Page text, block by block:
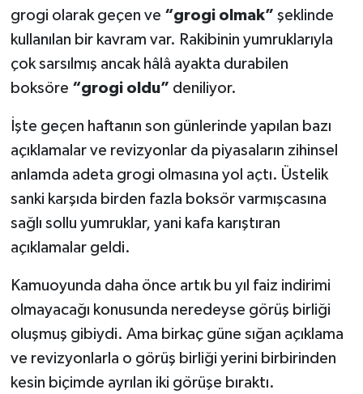
grogi olarak geçen ve “grogi olmak” şeklinde
kullanılan bir kavram var. Rakibinin yumruklarıyla
çok sarsılmış ancak hâlâ ayakta durabilen
boksöre “grogi oldu” deniliyor.
İşte geçen haftanın son günlerinde yapılan bazı
açıklamalar ve revizyonlar da piyasaların zihinsel
anlamda adeta grogi olmasına yol açtı. Üstelik
sanki karşıda birden fazla boksör varmışcasına
sağlı sollu yumruklar, yani kafa karıştıran
açıklamalar geldi.
Kamuoyunda daha önce artık bu yıl faiz indirimi
olmayacağı konusunda neredeyse görüş birliği
oluşmuş gibiydi. Ama birkaç güne sığan açıklama
ve revizyonlarla o görüş birliği yerini birbirinden
kesin biçimde ayrılan iki görüşe bıraktı.